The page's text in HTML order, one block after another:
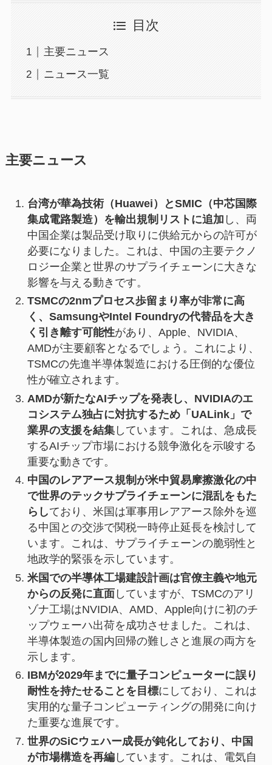
目次
主要ニュース
ニュース一覧
主要ニュース
台湾が華為技術（Huawei）とSMIC（中芯国際
集成電路製造）を輸出規制リストに追加 し、両
中国企業は製品受け取りに供給元からの許可が
必要になりました。これは、中国の主要テクノ
ロジー企業と世界のサプライチェーンに大きな
影響を与える動きです。
TSMCの2nmプロセス歩留まり率が非常に高
く、SamsungやIntel Foundryの代替品を大き
く引き離す可能性があり、Apple、NVIDIA、
AMDが主要顧客となるでしょう。これにより、
TSMCの先進半導体製造における圧倒的な優位
性が確立されます。
AMDが新たなAIチップを発表し、NVIDIAのエ
コシステム独占に対抗するため「UALink」で
業界の支援を結集しています。これは、急成長
するAIチップ市場における競争激化を示唆する
重要な動きです。
中国のレアアース規制が米中貿易摩擦激化の中
で世界のテックサプライチェーンに混乱をもた
らしており、米国は軍事用レアアース除外を巡
る中国との交渉で関税一時停止延長を検討して
います。これは、サプライチェーンの脆弱性と
地政学的緊張を示しています。
米国での半導体工場建設計画は官僚主義や地元
からの反発に直面していますが、TSMCのアリ
ゾナ工場はNVIDIA、AMD、Apple向けに初のチ
ップウェーハ出荷を成功させました。これは、
半導体製造の国内回帰の難しさと進展の両方を
示します。
IBMが2029年までに量子コンピューターに誤り
耐性を持たせることを目標にしており、これは
実用的な量子コンピューティングの開発に向け
た重要な進展です。
世界のSiCウェハー成長が鈍化しており、中国
が市場構造を再編しています。これは、電気自